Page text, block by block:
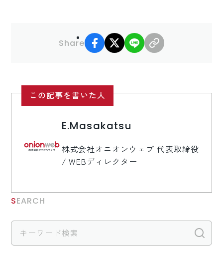
Share
facebook
X LINE
この記事を書いた人
E.Masakatsu
株式会社オニオンウェブ 代表取締役
/ WEBディレクター
SEARCH